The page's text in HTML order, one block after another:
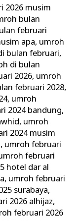
2026 musim
bulan
februari
apa, umroh
bulan februari,
di bulan
2026, umroh
februari 2028,
, umroh
2024 bandung,
, umroh
2024 musim
, umroh februari
februari
hotel dar al
, umroh februari
surabaya,
2026 alhijaz,
februari 2026